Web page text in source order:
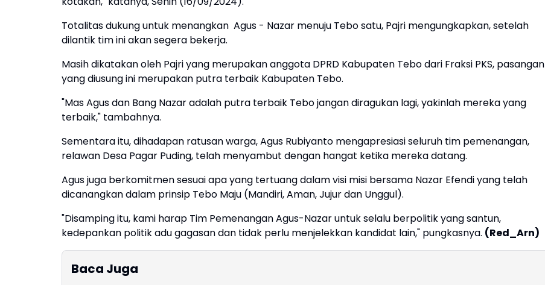
Totalitas dukung untuk menangkan Agus - Nazar menuju Tebo satu, Pajri mengungkapkan, setelah
dilantik tim ini akan segera bekerja.
Masih dikatakan oleh Pajri yang merupakan anggota DPRD Kabupaten Tebo dari Fraksi PKS, pasangan
yang diusung ini merupakan putra terbaik Kabupaten Tebo.
"Mas Agus dan Bang Nazar adalah putra terbaik Tebo jangan diragukan lagi, yakinlah mereka yang
terbaik," tambahnya.
Sementara itu, dihadapan ratusan warga, Agus Rubiyanto mengapresiasi seluruh tim pemenangan,
relawan Desa Pagar Puding, telah menyambut dengan hangat ketika mereka datang.
Agus juga berkomitmen sesuai apa yang tertuang dalam visi misi bersama Nazar Efendi yang telah
dicanangkan dalam prinsip Tebo Maju (Mandiri, Aman, Jujur dan Unggul).
"Disamping itu, kami harap Tim Pemenangan Agus-Nazar untuk selalu berpolitik yang santun,
kedepankan politik adu gagasan dan tidak perlu menjelekkan kandidat lain," pungkasnya. (Red_Arn)
Baca Juga